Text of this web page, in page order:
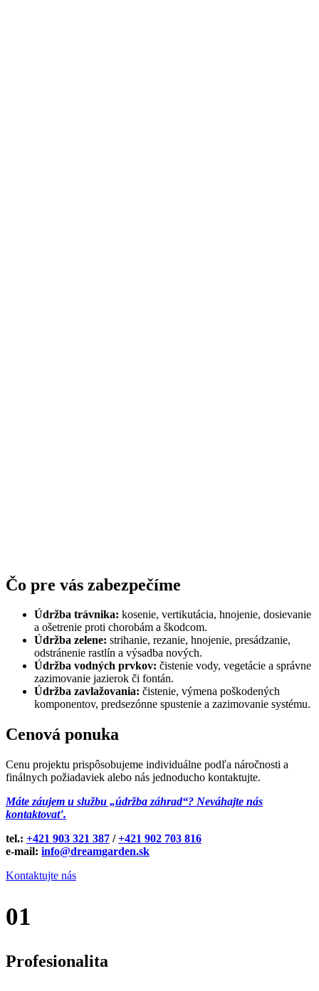
Čo pre vás zabezpečíme
Údržba trávnika: kosenie, vertikutácia, hnojenie, dosievanie
a ošetrenie proti chorobám a škodcom.
Údržba zelene: strihanie, rezanie, hnojenie, presádzanie,
odstránenie rastlín a výsadba nových.
Údržba vodných prvkov: čistenie vody, vegetácie a správne
zazimovanie jazierok či fontán.
Údržba zavlažovania: čistenie, výmena poškodených
komponentov, predsezónne spustenie a zazimovanie systému.
Cenová ponuka
Cenu projektu prispôsobujeme individuálne podľa náročnosti a
finálnych požiadaviek alebo nás jednoducho kontaktujte.
Máte záujem u službu „údržba záhrad“? Neváhajte nás
kontaktovať.
tel.: +421 903 321 387 /+421 902 703 816
e-mail: info@dreamgarden.sk
Kontaktujte nás
01
Profesionalita